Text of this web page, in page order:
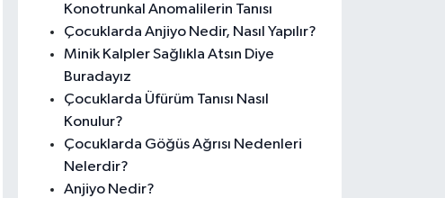
Konotrunkal Anomalilerin Tanısı
Çocuklarda Anjiyo Nedir, Nasıl Yapılır?
Minik Kalpler Sağlıkla Atsın Diye
Buradayız
Çocuklarda Üfürüm Tanısı Nasıl
Konulur?
Çocuklarda Göğüs Ağrısı Nedenleri
Nelerdir?
Anjiyo Nedir?